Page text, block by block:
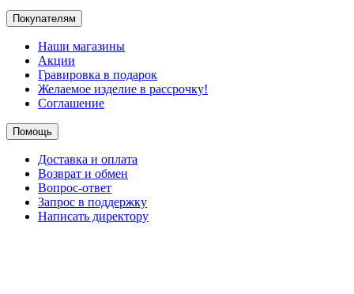
Покупателям
Наши магазины
Акции
Гравировка в подарок
Желаемое изделие в рассрочку!
Соглашение
Помощь
Доставка и оплата
Возврат и обмен
Вопрос-ответ
Запрос в поддержку
Написать директору